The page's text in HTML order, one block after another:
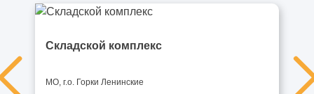
Складской комплекс
МО, г.о. Горки Ленинские